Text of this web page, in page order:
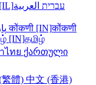
עברית [IL] עברית العربية
پارسیकोंकणी [IN]कोंकणी
[IN]தமிழ்
ไทย ქართული
體) 中文 (香港)